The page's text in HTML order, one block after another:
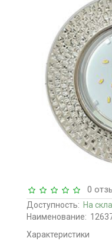
0
Доступность: На
Наименование:
Характеристики